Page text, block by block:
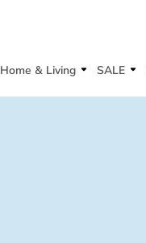
Home & Living SALE